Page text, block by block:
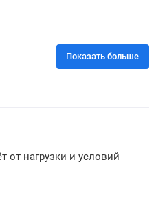
Показать больше
от нагрузки и условий